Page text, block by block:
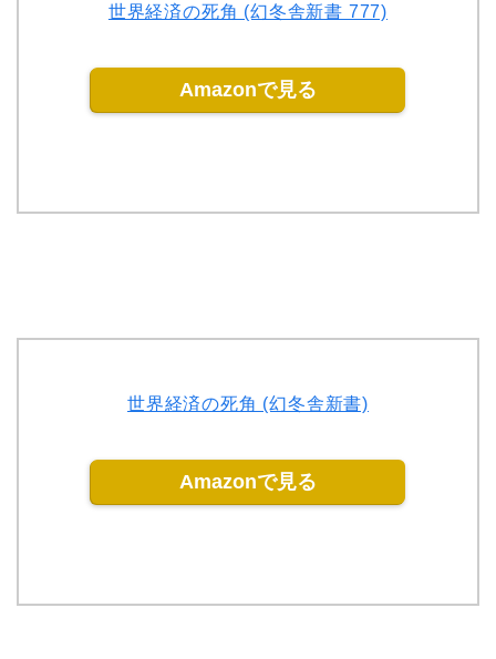
世界経済の死角 (幻冬舎新書 777)
Amazonで見る
世界経済の死角 (幻冬舎新書)
Amazonで見る